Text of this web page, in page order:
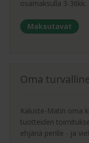
osamaksulla 3-36kk.
Maksutavat
Oma
Kaluste-Matin oma
tuotteiden
ehjänä perille - ja